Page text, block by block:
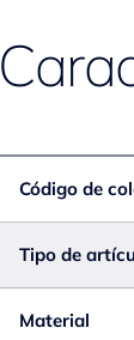
Código de
Tipo de
Material